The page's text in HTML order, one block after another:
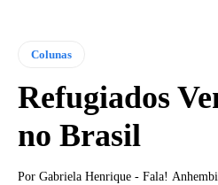
Colunas
Refugiados
no Brasil
Por Gabriela Henrique - Fala!